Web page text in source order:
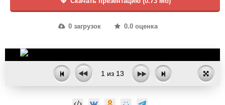
0 загрузок 0.0 оценка
1 из 13